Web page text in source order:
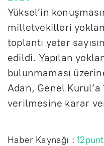
Yüksel’in
milletvekilleri
toplantı yeter
edildi. Yapılan
bulunmaması
Adan, Genel Kurul’a
verilmesine karar
Haber Kaynağı :